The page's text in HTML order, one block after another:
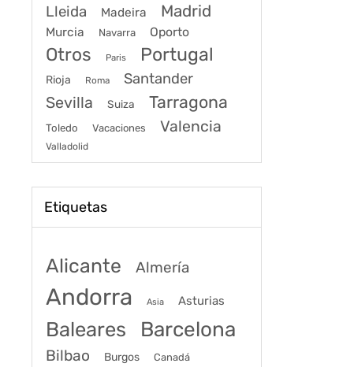
Lleida Madeira Madrid
Murcia Navarra Oporto
Otros Paris Portugal
Rioja Roma Santander
Sevilla Suiza Tarragona
Toledo Vacaciones Valencia
Valladolid
Etiquetas
Alicante Almería
Andorra Asia Asturias
Baleares Barcelona
Bilbao Burgos Canadá